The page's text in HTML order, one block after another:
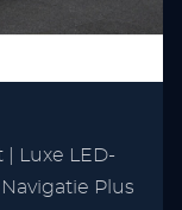
| Luxe LED-
Plus